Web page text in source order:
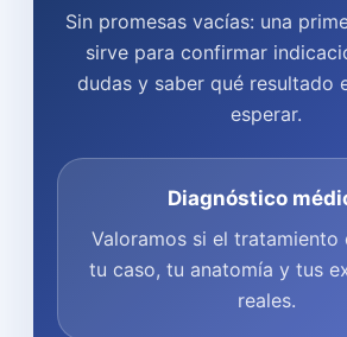
Sin promesas vacías: una
sirve para confirmar
dudas y saber qué resultado
esperar.
Diagnóstico
Valoramos si el tratamiento
tu caso, tu anatomía y tus
reales.